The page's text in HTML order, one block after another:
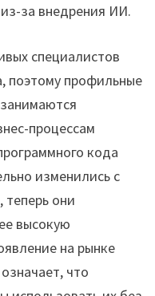
за внедрения ИИ.
специалистов
поэтому профильные
процессам
кода
изменились с
теперь они
высокую
на рынке
что